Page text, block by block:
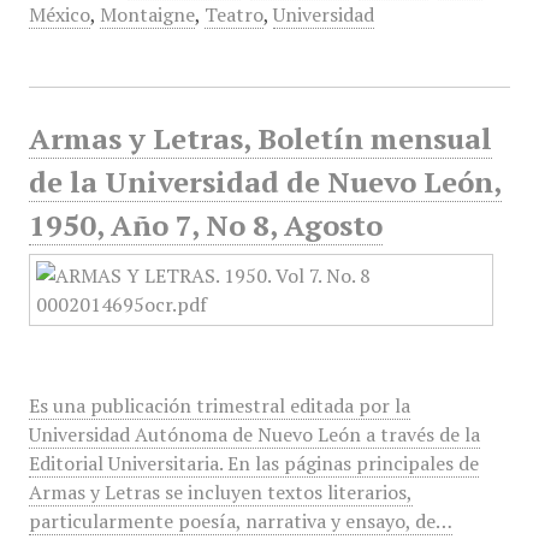
México, Montaigne, Teatro, Universidad
Armas y Letras, Boletín mensual
de la Universidad de Nuevo León,
1950, Año 7, No 8, Agosto
Es una publicación trimestral editada por la
Universidad Autónoma de Nuevo León a través de la
Editorial Universitaria. En las páginas principales de
Armas y Letras se incluyen textos literarios,
particularmente poesía, narrativa y ensayo, de…